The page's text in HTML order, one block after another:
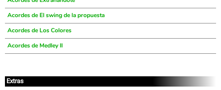
Acordes de El swing de la propuesta
Acordes de Los Colores
Acordes de Medley II
Extras